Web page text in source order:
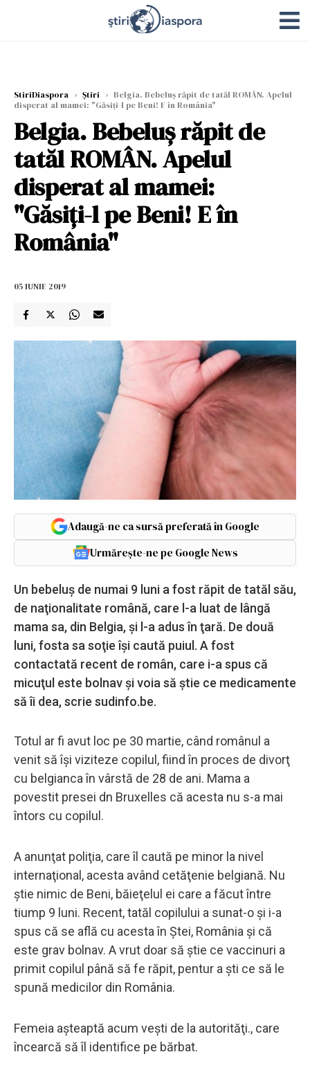
StiriDiaspora › Știri › Belgia. Bebeluş răpit de tatăl ROMÂN. Apelul
disperat al mamei: "Găsiţi-l pe Beni! E în România"
Belgia. Bebeluş răpit de
tatăl ROMÂN. Apelul
disperat al mamei:
"Găsiţi-l pe Beni! E în
România"
05 IUNIE 2019
Adaugă-ne ca sursă preferată în Google
Urmărește-ne pe Google News
Un bebeluş de numai 9 luni a fost răpit de tatăl său,
de naţionalitate română, care l-a luat de lângă
mama sa, din Belgia, şi l-a adus în ţară. De două
luni, fosta sa soţie îşi caută puiul. A fost
contactată recent de român, care i-a spus că
micuţul este bolnav şi voia să ştie ce medicamente
să îi dea, scrie sudinfo.be.
Totul ar fi avut loc pe 30 martie, când românul a
venit să îşi viziteze copilul, fiind în proces de divorţ
cu belgianca în vârstă de 28 de ani. Mama a
povestit presei dn Bruxelles că acesta nu s-a mai
întors cu copilul.
A anunţat poliţia, care îl caută pe minor la nivel
internaţional, acesta având cetăţenie belgiană. Nu
ştie nimic de Beni, băieţelul ei care a făcut între
tiump 9 luni. Recent, tatăl copilului a sunat-o şi i-a
spus că se află cu acesta în Ştei, România şi că
este grav bolnav. A vrut doar să ştie ce vaccinuri a
primit copilul până să fe răpit, pentur a şti ce să le
spună medicilor din România.
Femeia aşteaptă acum veşti de la autorităţi., care
încearcă să îl identifice pe bărbat.